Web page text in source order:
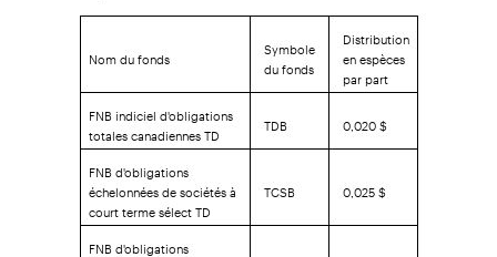
Nom du fonds Symbole
du fonds
Distribution
en espèces
par part
FNB indiciel d'obligations
totales canadiennes TD TDB
0,020 $
FNB d'obligations
échelonnées de sociétés à
court terme sélect TD
TCSB 0,025 $
FNB d'obligations